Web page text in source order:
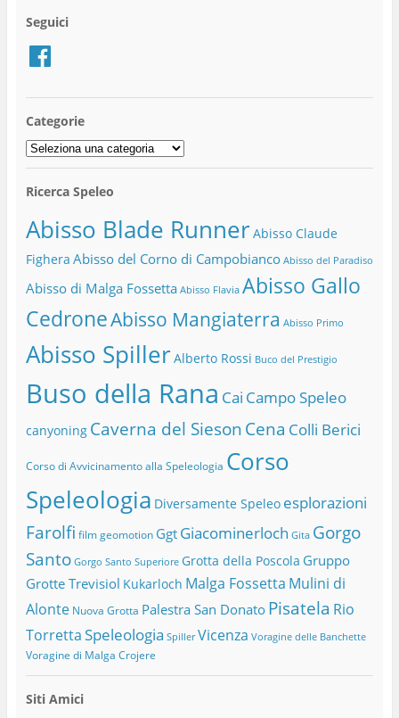
Seguici
Facebook
Categorie
Categorie
Ricerca Speleo
Abisso Blade RunnerAbisso Claude
Fighera Abisso del Corno di Campobianco Abisso del Paradiso
Abisso di Malga Fossetta Abisso Flavia Abisso Gallo
CedroneAbisso Mangiaterra Abisso Primo
Abisso SpillerAlberto Rossi Buco del Prestigio
Buso della Rana Cai Campo Speleo
canyoning Caverna del Sieson Cena Colli Berici
Corso di Avvicinamento alla Speleologia Corso
Speleologia Diversamente Speleo esplorazioni
Farolfi film geomotion Ggt Giacominerloch Gita Gorgo
Santo Gorgo Santo Superiore Grotta della Poscola Gruppo
Grotte Trevisiol Kukarloch Malga Fossetta Mulini di
Alonte Nuova Grotta Palestra San Donato Pisatela Rio
TorrettaSpeleologia Spiller Vicenza Voragine delle Banchette
Voragine di Malga Crojere
Siti Amici